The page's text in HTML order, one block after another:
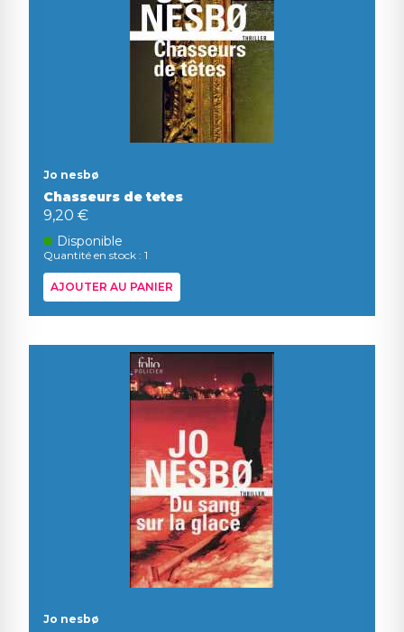
Jo nesbø
Chasseurs de tetes
9,20 €
Disponible
Quantité en stock : 1
AJOUTER AU PANIER
Jo nesbø